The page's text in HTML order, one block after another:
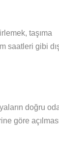
taşıma
saatleri gibi
doğru
göre